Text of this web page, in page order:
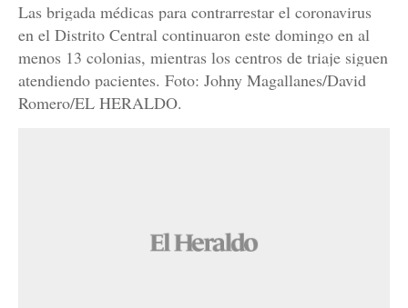
Las brigada médicas para contrarrestar el coronavirus
en el Distrito Central continuaron este domingo en al
menos 13 colonias, mientras los centros de triaje siguen
atendiendo pacientes. Foto: Johny Magallanes/David
Romero/EL HERALDO.